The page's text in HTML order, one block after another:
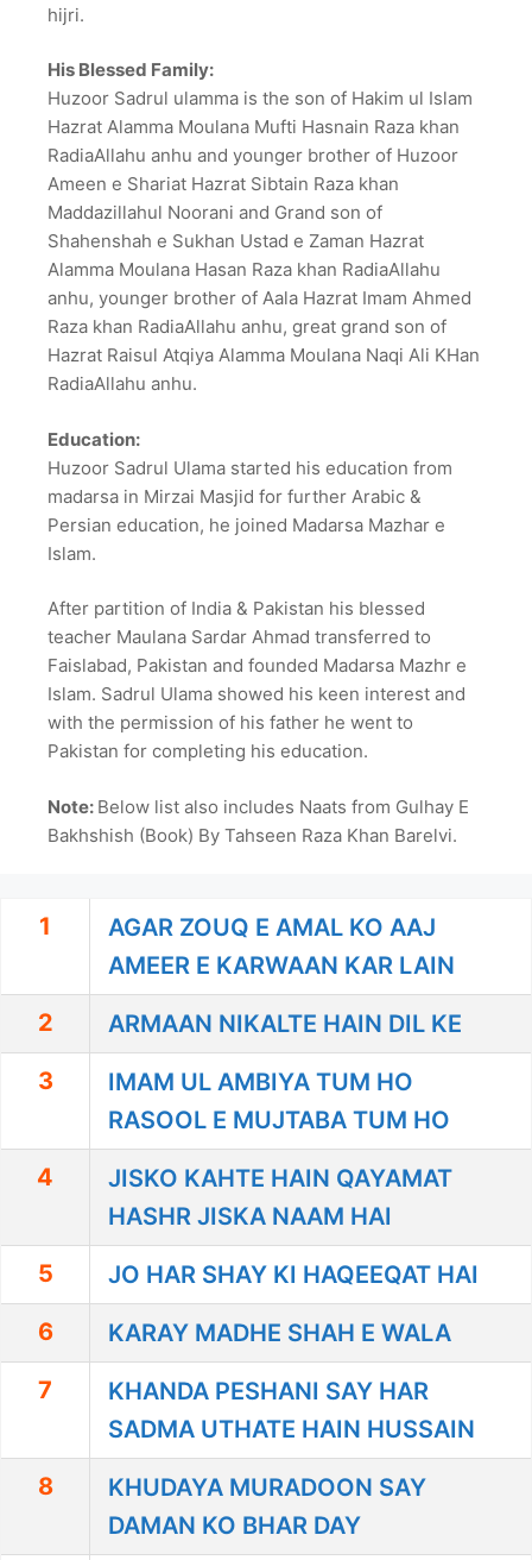
hijri.
His Blessed Family:
Huzoor Sadrul ulamma is the son of Hakim ul Islam
Hazrat Alamma Moulana Mufti Hasnain Raza khan
RadiaAllahu anhu and younger brother of Huzoor
Ameen e Shariat Hazrat Sibtain Raza khan
Maddazillahul Noorani and Grand son of
Shahenshah e Sukhan Ustad e Zaman Hazrat
Alamma Moulana Hasan Raza khan RadiaAllahu
anhu, younger brother of Aala Hazrat Imam Ahmed
Raza khan RadiaAllahu anhu, great grand son of
Hazrat Raisul Atqiya Alamma Moulana Naqi Ali KHan
RadiaAllahu anhu.
Education:
Huzoor Sadrul Ulama started his education from
madarsa in Mirzai Masjid for further Arabic &
Persian education, he joined Madarsa Mazhar e
Islam.
After partition of India & Pakistan his blessed
teacher Maulana Sardar Ahmad transferred to
Faislabad, Pakistan and founded Madarsa Mazhr e
Islam. Sadrul Ulama showed his keen interest and
with the permission of his father he went to
Pakistan for completing his education.
Note: Below list also includes Naats from Gulhay E
Bakhshish (Book) By Tahseen Raza Khan Barelvi.
1
AGAR ZOUQ E AMAL KO AAJ
AMEER E KARWAAN KAR LAIN
2
ARMAAN NIKALTE HAIN DIL KE
3
IMAM UL AMBIYA TUM HO
RASOOL E MUJTABA TUM HO
4
JISKO KAHTE HAIN QAYAMAT
HASHR JISKA NAAM HAI
5
JO HAR SHAY KI HAQEEQAT HAI
6
KARAY MADHE SHAH E WALA
7
KHANDA PESHANI SAY HAR
SADMA UTHATE HAIN HUSSAIN
8
KHUDAYA MURADOON SAY
DAMAN KO BHAR DAY